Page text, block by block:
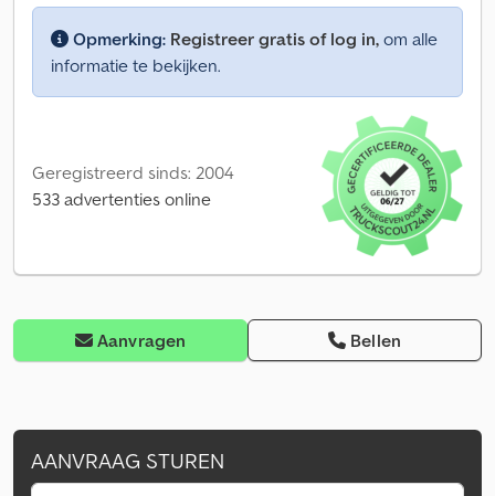
Opmerking: Registreer gratis of log in, om alle
informatie te bekijken.
Geregistreerd sinds: 2004
533 advertenties online
Aanvragen Bellen
AANVRAAG STUREN